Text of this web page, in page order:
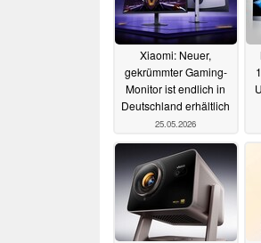
Xiaomi: Neuer,
gekrümmter Gaming-
Monitor ist endlich in
Deutschland erhältlich
25.05.2026